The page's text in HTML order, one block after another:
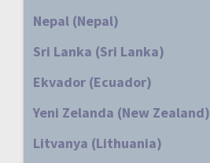
Nepal (Nepal)
Sri Lanka (Sri Lanka)
Ekvador (Ecuador)
Yeni Zelanda (New Zealand)
Litvanya (Lithuania)